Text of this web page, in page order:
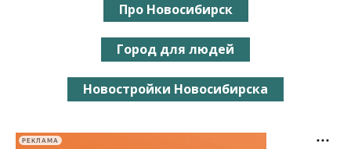
Про Новосибирск
Город для людей
Новостройки Новосибирска
РЕКЛАМА